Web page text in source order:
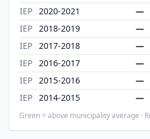
IEP 2020-2021 —
IEP 2018-2019 —
IEP 2017-2018 —
IEP 2016-2017 —
IEP 2015-2016 —
IEP 2014-2015 —
Green = above municipality average ·